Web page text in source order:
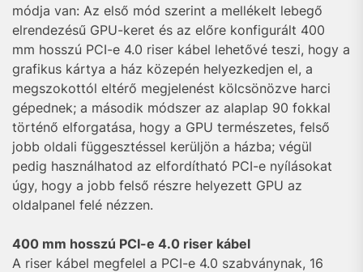
módja van: Az első mód szerint a mellékelt lebegő
elrendezésű GPU-keret és az előre konfigurált 400
mm hosszú PCI-e 4.0 riser kábel lehetővé teszi, hogy a
grafikus kártya a ház közepén helyezkedjen el, a
megszokottól eltérő megjelenést kölcsönözve harci
gépednek; a második módszer az alaplap 90 fokkal
történő elforgatása, hogy a GPU természetes, felső
jobb oldali függesztéssel kerüljön a házba; végül
pedig használhatod az elfordítható PCI-e nyílásokat
úgy, hogy a jobb felső részre helyezett GPU az
oldalpanel felé nézzen.
400 mm hosszú PCI-e 4.0 riser kábel
A riser kábel megfelel a PCI-e 4.0 szabványnak, 16